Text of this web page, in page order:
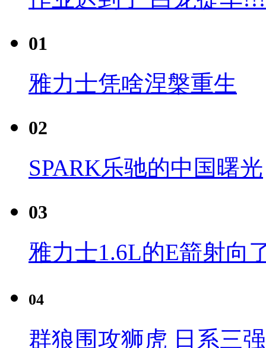
01
雅力士凭啥涅槃重生
02
SPARK乐驰的中国曙光
03
雅力士1.6L的E箭射向
04
群狼围攻狮虎 日系三